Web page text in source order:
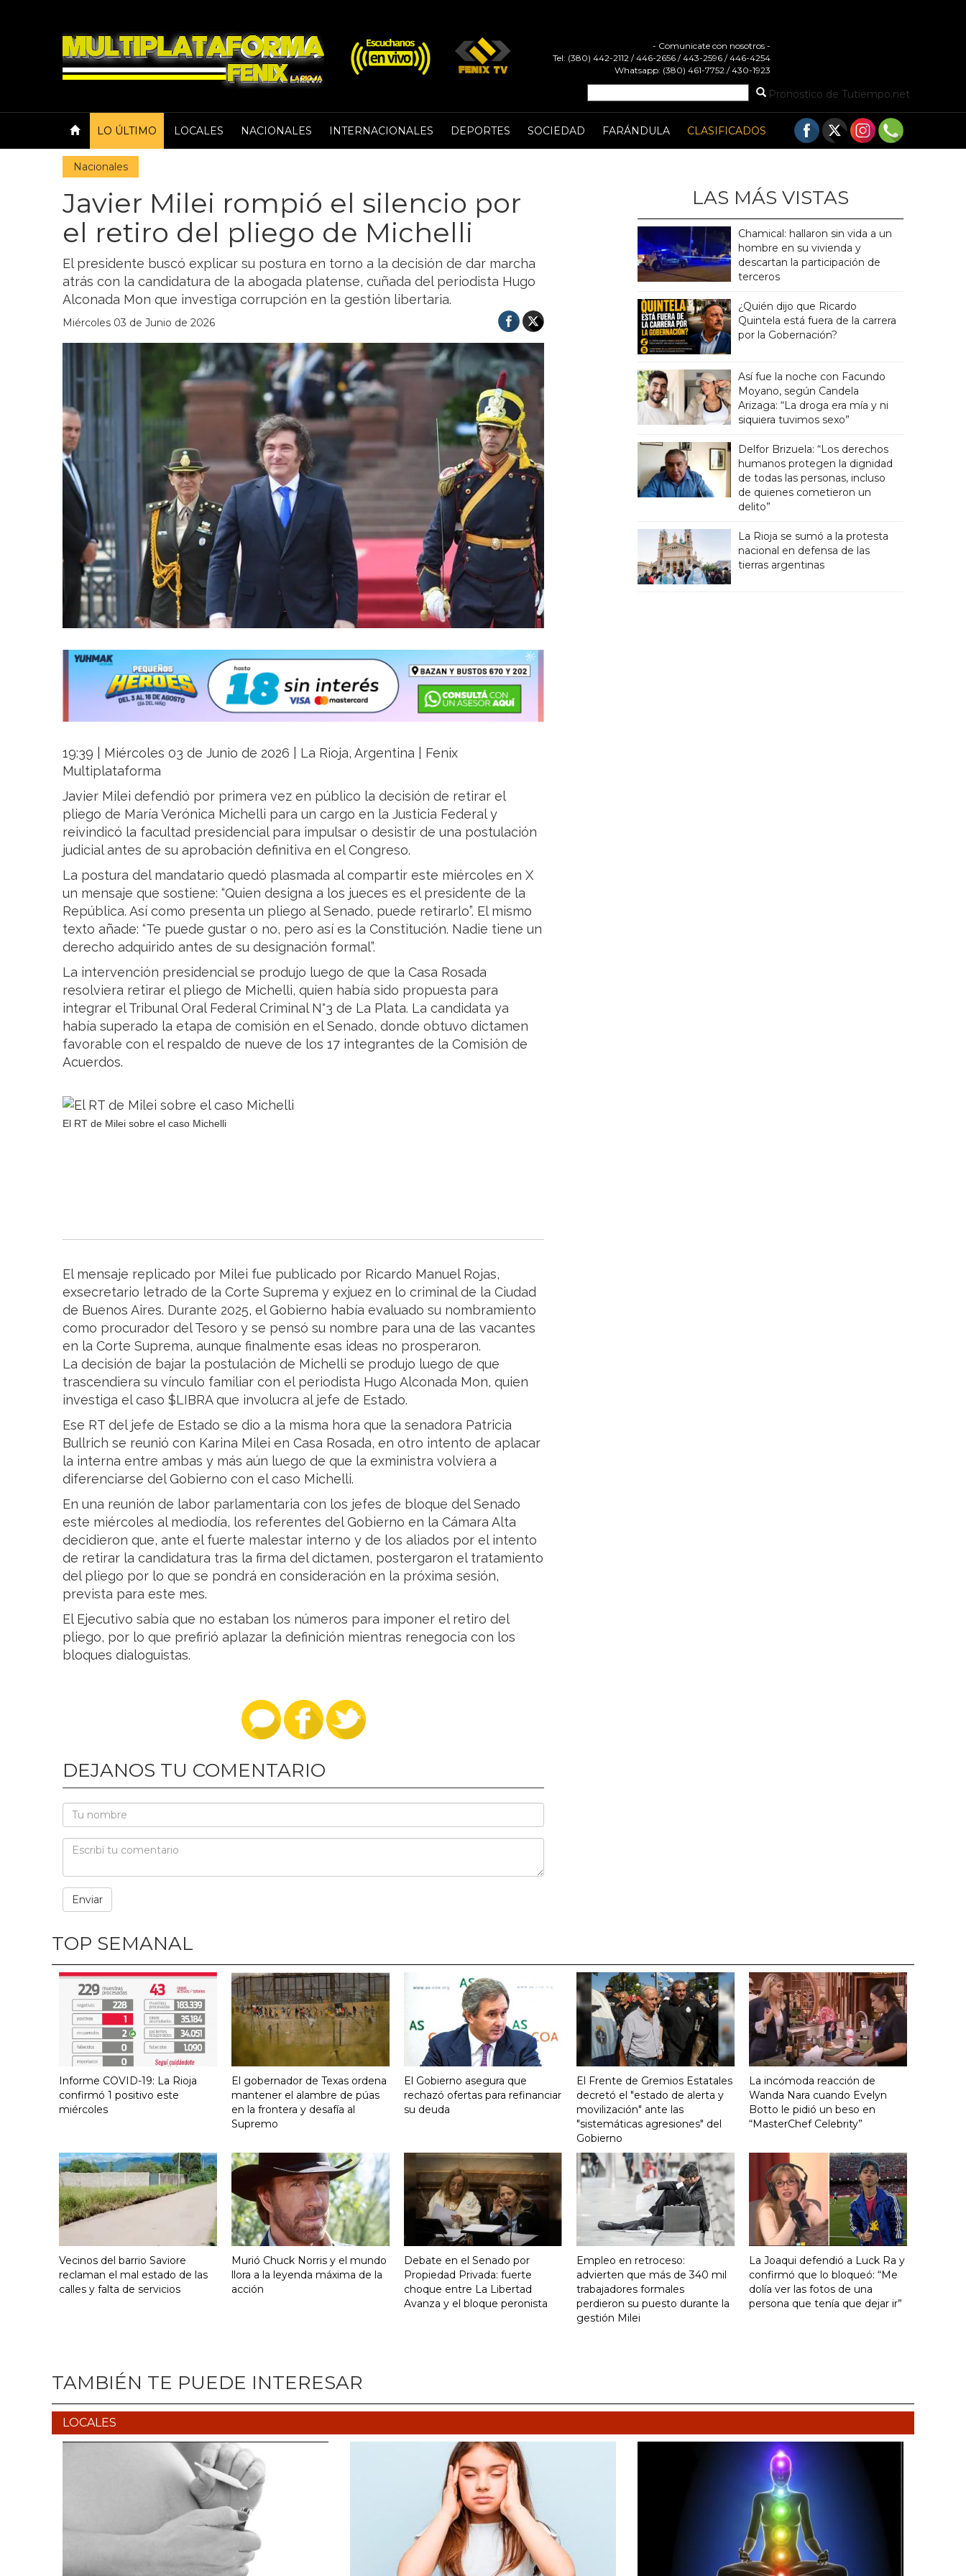
- Comunicate con nosotros -
Tel: (380) 442-2112 / 446-2656 / 443-2596 / 446-4254
Whatsapp: (380) 461-7752 / 430-1923
Pronóstico de Tutiempo.net
LO ÚLTIMO LOCALES NACIONALES INTERNACIONALES DEPORTES SOCIEDAD FARÁNDULA CLASIFICADOS
Nacionales
Javier Milei rompió el silencio por
el retiro del pliego de Michelli
El presidente buscó explicar su postura en torno a la decisión de dar marcha
atrás con la candidatura de la abogada platense, cuñada del periodista Hugo
Alconada Mon que investiga corrupción en la gestión libertaria.
Miércoles 03 de Junio de 2026
19:39 | Miércoles 03 de Junio de 2026 | La Rioja, Argentina | Fenix
Multiplataforma
Javier Milei defendió por primera vez en público la decisión de retirar el
pliego de María Verónica Michelli para un cargo en la Justicia Federal y
reivindicó la facultad presidencial para impulsar o desistir de una postulación
judicial antes de su aprobación definitiva en el Congreso.
La postura del mandatario quedó plasmada al compartir este miércoles en X
un mensaje que sostiene: “Quien designa a los jueces es el presidente de la
República. Así como presenta un pliego al Senado, puede retirarlo”. El mismo
texto añade: “Te puede gustar o no, pero así es la Constitución. Nadie tiene un
derecho adquirido antes de su designación formal”.
La intervención presidencial se produjo luego de que la Casa Rosada
resolviera retirar el pliego de Michelli, quien había sido propuesta para
integrar el Tribunal Oral Federal Criminal N°3 de La Plata. La candidata ya
había superado la etapa de comisión en el Senado, donde obtuvo dictamen
favorable con el respaldo de nueve de los 17 integrantes de la Comisión de
Acuerdos.
El RT de Milei sobre el caso Michelli
El mensaje replicado por Milei fue publicado por Ricardo Manuel Rojas,
exsecretario letrado de la Corte Suprema y exjuez en lo criminal de la Ciudad
de Buenos Aires. Durante 2025, el Gobierno había evaluado su nombramiento
como procurador del Tesoro y se pensó su nombre para una de las vacantes
en la Corte Suprema, aunque finalmente esas ideas no prosperaron.
La decisión de bajar la postulación de Michelli se produjo luego de que
trascendiera su vínculo familiar con el periodista Hugo Alconada Mon, quien
investiga el caso $LIBRA que involucra al jefe de Estado.
Ese RT del jefe de Estado se dio a la misma hora que la senadora Patricia
Bullrich se reunió con Karina Milei en Casa Rosada, en otro intento de aplacar
la interna entre ambas y más aún luego de que la exministra volviera a
diferenciarse del Gobierno con el caso Michelli.
En una reunión de labor parlamentaria con los jefes de bloque del Senado
este miércoles al mediodía, los referentes del Gobierno en la Cámara Alta
decidieron que, ante el fuerte malestar interno y de los aliados por el intento
de retirar la candidatura tras la firma del dictamen, postergaron el tratamiento
del pliego por lo que se pondrá en consideración en la próxima sesión,
prevista para este mes.
El Ejecutivo sabía que no estaban los números para imponer el retiro del
pliego, por lo que prefirió aplazar la definición mientras renegocia con los
bloques dialoguistas.
DEJANOS TU COMENTARIO
LAS MÁS VISTAS
Chamical: hallaron sin vida a un
hombre en su vivienda y
descartan la participación de
terceros
¿Quién dijo que Ricardo
Quintela está fuera de la carrera
por la Gobernación?
Así fue la noche con Facundo
Moyano, según Candela
Arizaga: “La droga era mía y ni
siquiera tuvimos sexo”
Delfor Brizuela: “Los derechos
humanos protegen la dignidad
de todas las personas, incluso
de quienes cometieron un
delito”
La Rioja se sumó a la protesta
nacional en defensa de las
tierras argentinas
TOP SEMANAL
Informe COVID-19: La Rioja
confirmó 1 positivo este
miércoles
El gobernador de Texas ordena
mantener el alambre de púas
en la frontera y desafía al
Supremo
El Gobierno asegura que
rechazó ofertas para refinanciar
su deuda
El Frente de Gremios Estatales
decretó el "estado de alerta y
movilización" ante las
"sistemáticas agresiones" del
Gobierno
La incómoda reacción de
Wanda Nara cuando Evelyn
Botto le pidió un beso en
“MasterChef Celebrity”
Vecinos del barrio Saviore
reclaman el mal estado de las
calles y falta de servicios
Murió Chuck Norris y el mundo
llora a la leyenda máxima de la
acción
Debate en el Senado por
Propiedad Privada: fuerte
choque entre La Libertad
Avanza y el bloque peronista
Empleo en retroceso:
advierten que más de 340 mil
trabajadores formales
perdieron su puesto durante la
gestión Milei
La Joaqui defendió a Luck Ra y
confirmó que lo bloqueó: “Me
dolía ver las fotos de una
persona que tenía que dejar ir”
TAMBIÉN TE PUEDE INTERESAR
LOCALES